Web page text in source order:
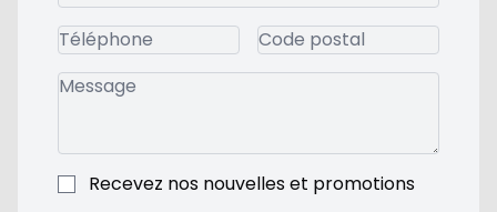
Recevez nos nouvelles et promotions